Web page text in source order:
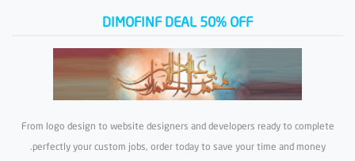
DIMOFINF DEAL 50% OFF
From logo design to website designers and developers ready to complete
perfectly your custom jobs, order today to save your time and money.